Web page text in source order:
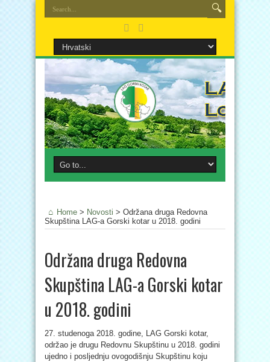
Home > Novosti > Održana druga Redovna
Skupština LAG-a Gorski kotar u 2018. godini
Održana druga Redovna
Skupština LAG-a Gorski kotar
u 2018. godini
27. studenoga 2018. godine, LAG Gorski kotar,
održao je drugu Redovnu Skupštinu u 2018. godini
ujedno i posljednju ovogodišnju Skupštinu koju